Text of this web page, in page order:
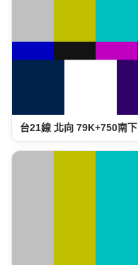
台21線 北向 79K+750南下